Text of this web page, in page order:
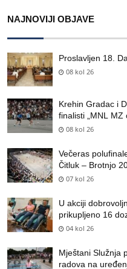
NAJNOVIJI OBJAVE
Proslavljen 18.
08 kol 26
Krehin Gradac i
finalisti „MNL MZ
Brotnjo 2026.“
08 kol 26
Večeras
Čitluk – Brotnjo
07 kol 26
U akciji
prikupljeno 16
04 kol 26
Mještani Služnja
radova na